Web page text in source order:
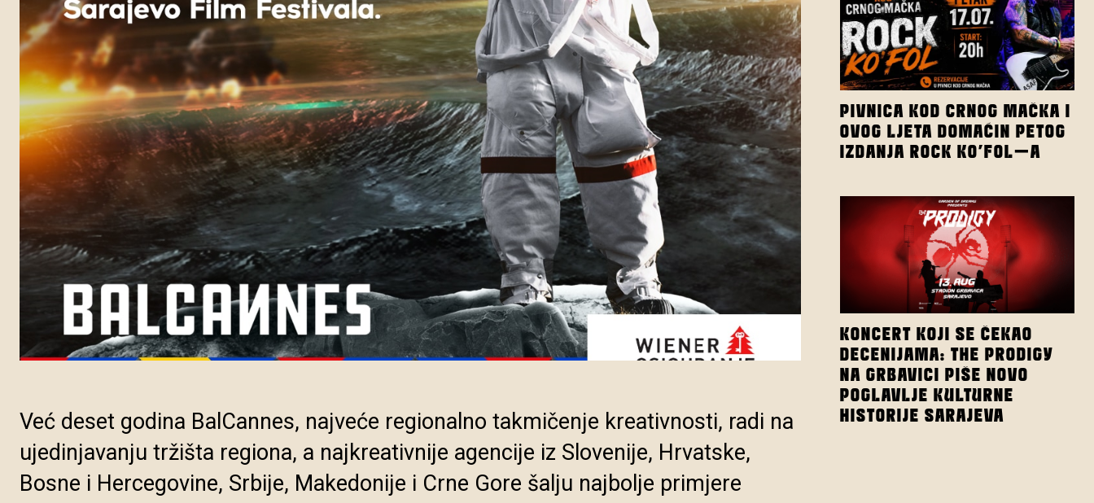
Već deset godina BalCannes, najveće regionalno takmičenje kreativnosti, radi na
ujedinjavanju tržišta regiona, a najkreativnije agencije iz Slovenije, Hrvatske,
Bosne i Hercegovine, Srbije, Makedonije i Crne Gore šalju najbolje primjere
PIVNICA KOD CRNOG MAČKA I
OVOG LJETA DOMAĆIN PETOG
IZDANJA ROCK KO’FOL-A
KONCERT KOJI SE ČEKAO
DECENIJAMA: THE PRODIGY
NA GRBAVICI PIŠE NOVO
POGLAVLJE KULTURNE
HISTORIJE SARAJEVA